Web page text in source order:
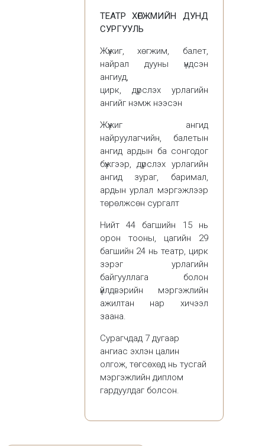
ТЕАТР ХӨГЖМИЙН ДУНД
СУРГУУЛЬ
Жүжиг, хөгжим, балет,
найрал дууны үндсэн
ангиуд,
цирк, дүрслэх урлагийн
ангийг нэмж нээсэн
Жүжиг ангид
найруулагчийн, балетын
ангид ардын ба сонгодог
бүжгээр, дүрслэх урлагийн
ангид зураг, баримал,
ардын урлал мэргэжлээр
төрөлжсөн сургалт
Нийт 44 багшийн 15 нь
орон тооны, цагийн 29
багшийн 24 нь театр, цирк
зэрэг урлагийн
байгууллага болон
үйлдвэрийн мэргэжлийн
ажилтан нар хичээл
заана.
Сурагчдад 7 дугаар
ангиас эхлэн цалин
олгож, төгсөхөд нь тусгай
мэргэжлийн диплом
гардуулдаг болсон.